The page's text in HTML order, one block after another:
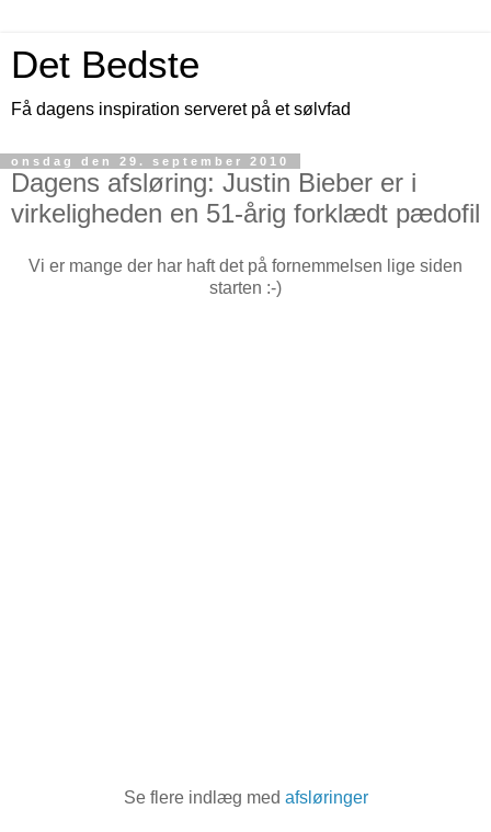
Det Bedste
Få dagens inspiration serveret på et sølvfad
onsdag den 29. september 2010
Dagens afsløring: Justin Bieber er i
virkeligheden en 51-årig forklædt pædofil
Vi er mange der har haft det på fornemmelsen lige siden
starten :-)
Se flere indlæg med afsløringer